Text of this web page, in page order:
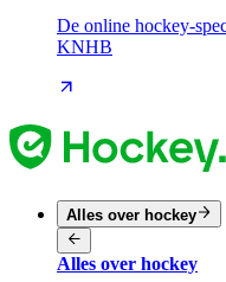
De online hockey-
KNHB
Alles over hockey
Alles over hockey